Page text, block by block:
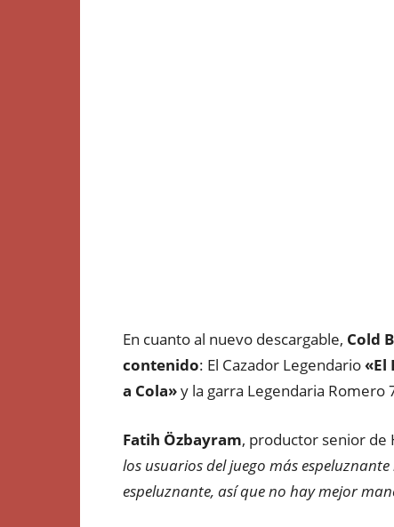
En cuanto al nuevo descargable, Cold
contenido: El Cazador Legendario «El
a Cola»y la garra Legendaria Romero
Fatih Özbayram, productor senior de
los usuarios del juego más espeluznante
espeluznante, así que no hay mejor